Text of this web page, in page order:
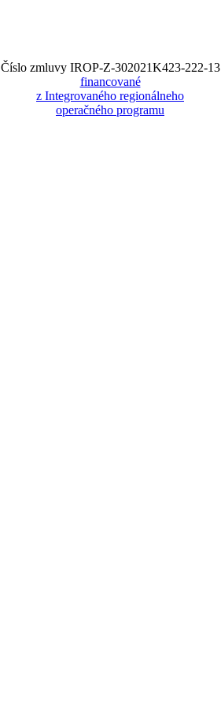
Číslo zmluvy IROP-Z-302021K423-222-13
financované
z Integrovaného regionálneho
operačného programu